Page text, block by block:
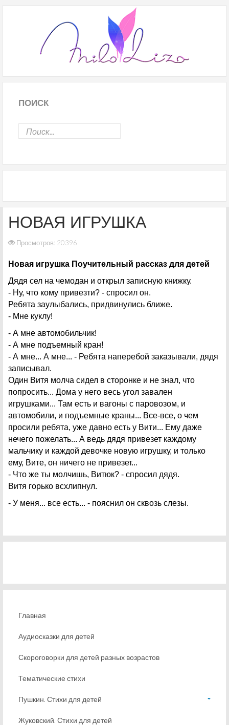
ПОИСК
НОВАЯ ИГРУШКА
Просмотров: 20396
Новая игрушка Поучительный рассказ для детей
Дядя сел на чемодан и открыл записную книжку.
- Ну, что кому привезти? - спросил он.
Ребята заулыбались, придвинулись ближе.
- Мне куклу!
- А мне автомобильчик!
- А мне подъемный кран!
- А мне... А мне... - Ребята наперебой заказывали, дядя
записывал.
Один Витя молча сидел в сторонке и не знал, что
попросить... Дома у него весь угол завален
игрушками... Там есть и вагоны с паровозом, и
автомобили, и подъемные краны... Все-все, о чем
просили ребята, уже давно есть у Вити... Ему даже
нечего пожелать... А ведь дядя привезет каждому
мальчику и каждой девочке новую игрушку, и только
ему, Вите, он ничего не привезет...
- Что же ты молчишь, Витюк? - спросил дядя.
Витя горько всхлипнул.
- У меня... все есть... - пояснил он сквозь слезы.
Главная
Аудиосказки для детей
Скороговорки для детей разных возрастов
Тематические стихи
Пушкин. Стихи для детей
Жуковский. Стихи для детей